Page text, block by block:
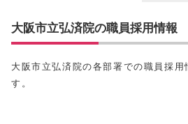
大阪市立弘済院の職員採用情報
大阪市立弘済院の各部署での職員採用
す。